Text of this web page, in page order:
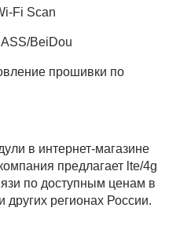
Fi Scan
BeiDou
прошивки по
в интернет-магазине
предлагает lte/4g
по доступным ценам в
других регионах России.